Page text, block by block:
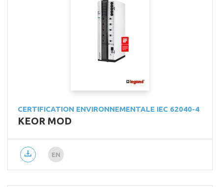
CERTIFICATION ENVIRONNEMENTALE IEC 62040-4
KEOR MOD
EN